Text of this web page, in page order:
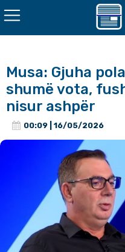
Musa: Gjuha
shumë vota,
nisur ashpër
00:09 | 16/05/2026